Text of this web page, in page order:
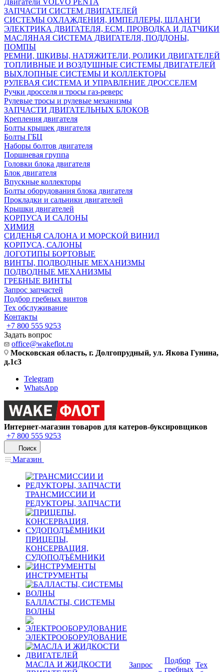
Двигатели VOLVO PENTA
ЗАПЧАСТИ СИСТЕМ ДВИГАТЕЛЕЙ
СИСТЕМЫ ОХЛАЖДЕНИЯ, ИМПЕЛЛЕРЫ, ШЛАНГИ
ЭЛЕКТРИКА ДВИГАТЕЛЯ, ECM, ПРОВОДКА И ДАТЧИКИ
МАСЛЯНАЯ СИСТЕМА ДВИГАТЕЛЯ, ПОДДОНЫ,
ПОМПЫ
РЕМНИ, ШКИВЫ, НАТЯЖИТЕЛИ, РОЛИКИ ДВИГАТЕЛЕЙ
ТОПЛИВНЫЕ И ВОЗДУШНЫЕ СИСТЕМЫ ДВИГАТЕЛЕЙ
ВЫХЛОПНЫЕ СИСТЕМЫ И КОЛЛЕКТОРЫ
РУЛЕВАЯ СИСТЕМА И УПРАВЛЕНИЕ ДРОССЕЛЕМ
Ручки дросселя и тросы газ-реверс
Рулевые тросы и рулевые механизмы
ЗАПЧАСТИ ДВИГАТЕЛЬНЫХ БЛОКОВ
Крепления двигателя
Болты крышек двигателя
Болты ГБЦ
Наборы болтов двигателя
Поршневая группа
Головки блока двигателя
Блок двигателя
Впускные коллекторы
Болты оборудования блока двигателя
Прокладки и сальники двигателей
Крышки двигателей
КОРПУСА И САЛОНЫ
ХИМИЯ
СИДЕНЬЯ САЛОНА И МОРСКОЙ ВИНИЛ
КОРПУСА, САЛОНЫ
ЛОГОТИПЫ БОРТОВЫЕ
ВИНТЫ, ПОДВОДНЫЕ МЕХАНИЗМЫ
ПОДВОДНЫЕ МЕХАНИЗМЫ
ГРЕБНЫЕ ВИНТЫ
Запрос запчастей
Подбор гребных винтов
Тех обслуживание
Контакты
+7 800 555 9253
Задать вопрос
office@wakeflot.ru
Московская область, г. Долгопрудный, ул. Якова Гунина,
д.1с3
Telegram
WhatsApp
Интернет-магазин товаров для катеров-буксировщиков
+7 800 555 9253
Поиск
Магазин
ТРАНСМИССИИ И
РЕДУКТОРЫ, ЗАПЧАСТИ
ПРИЦЕПЫ,
КОНСЕРВАЦИЯ,
СУДОПОДЪЁМНИКИ
ИНСТРУМЕНТЫ
БАЛЛАСТЫ, СИСТЕМЫ
ВОЛНЫ
ЭЛЕКТРООБОРУДОВАНИЕ
МАСЛА И ЖИДКОСТИ
Запрос
Подбор
гребных
Тех